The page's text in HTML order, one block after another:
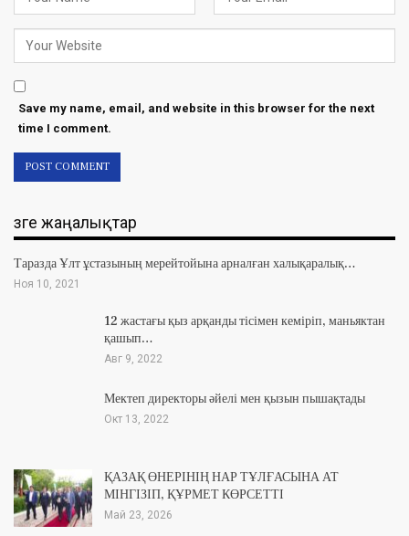
Save my name, email, and website in this browser for the next
time I comment.
Өзге жаңалықтар
Таразда Ұлт ұстазының мерейтойына арналған халықаралық…
Ноя 10, 2021
12 жастағы қыз арқанды тісімен кеміріп, маньяктан
қашып…
Авг 9, 2022
Мектеп директоры әйелі мен қызын пышақтады
Окт 13, 2022
ҚАЗАҚ ӨНЕРІНІҢ НАР ТҰЛҒАСЫНА АТ
МІНГІЗІП, ҚҰРМЕТ КӨРСЕТТІ
Май 23, 2026